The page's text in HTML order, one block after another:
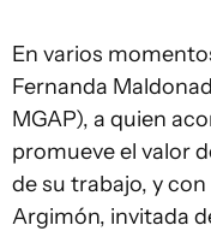
En varios
Fernanda
MGAP), a quien
promueve el valor
de su trabajo, y
Argimón, invitada